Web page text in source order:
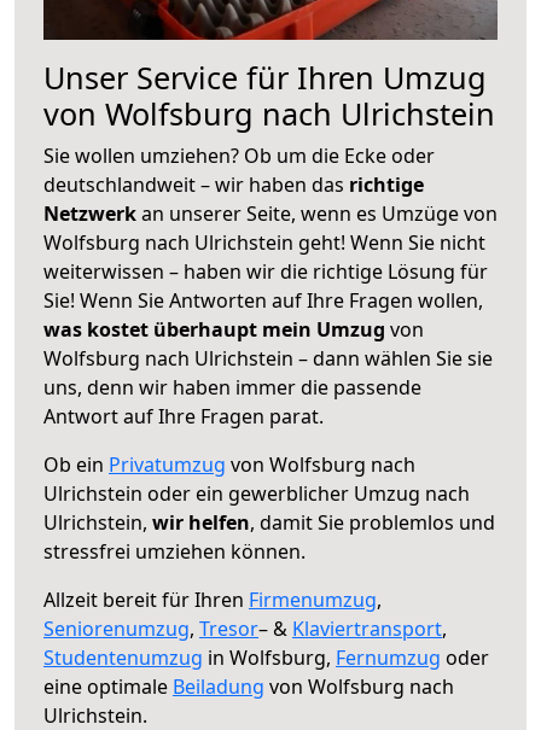
Unser Service für Ihren Umzug
von Wolfsburg nach Ulrichstein
Sie wollen umziehen? Ob um die Ecke oder
deutschlandweit – wir haben das richtige
Netzwerkan unserer Seite, wenn es Umzüge von
Wolfsburg nach Ulrichstein geht! Wenn Sie nicht
weiterwissen – haben wir die richtige Lösung für
Sie! Wenn Sie Antworten auf Ihre Fragen wollen,
was kostet überhaupt mein Umzug von
Wolfsburg nach Ulrichstein – dann wählen Sie sie
uns, denn wir haben immer die passende
Antwort auf Ihre Fragen parat.
Ob ein Privatumzug von Wolfsburg nach
Ulrichstein oder ein gewerblicher Umzug nach
Ulrichstein, wir helfen, damit Sie problemlos und
stressfrei umziehen können.
Allzeit bereit für Ihren Firmenumzug,
Seniorenumzug, Tresor– & Klaviertransport,
Studentenumzug in Wolfsburg, Fernumzug oder
eine optimale Beiladung von Wolfsburg nach
Ulrichstein.